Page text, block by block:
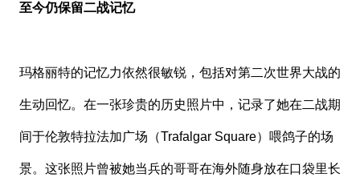
至今仍保留二战记忆
玛格丽特的记忆力依然很敏锐，包括对第二次世界大战的
生动回忆。在一张珍贵的历史照片中，记录了她在二战期
间于伦敦特拉法加广场（Trafalgar Square）喂鸽子的场
景。这张照片曾被她当兵的哥哥在海外随身放在口袋里长